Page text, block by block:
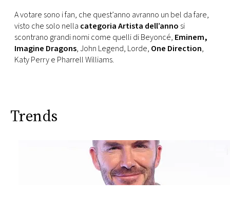
A votare sono i fan, che quest’anno avranno un bel da fare,
visto che solo nella categoria Artista dell’anno si
scontrano grandi nomi come quelli di Beyoncé, Eminem,
Imagine Dragons, John Legend, Lorde, One Direction,
Katy Perry e Pharrell Williams.
Trends